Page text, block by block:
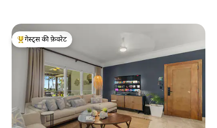
गेस्ट्स का टॉप फ़ेवरेट
गेस्ट्स की फ़ेवरेट